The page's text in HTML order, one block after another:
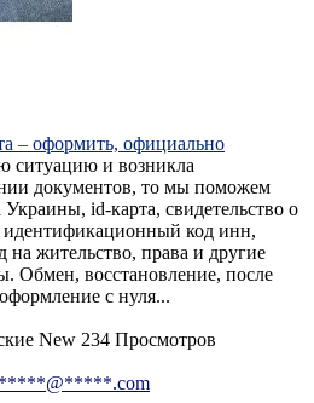
– оформить, официально
ситуацию и возникла
документов, то мы поможем
id-карта, свидетельство о
идентификационный код инн,
жительство, права и другие
Обмен, восстановление, после
с нуля...
New 234 Просмотров